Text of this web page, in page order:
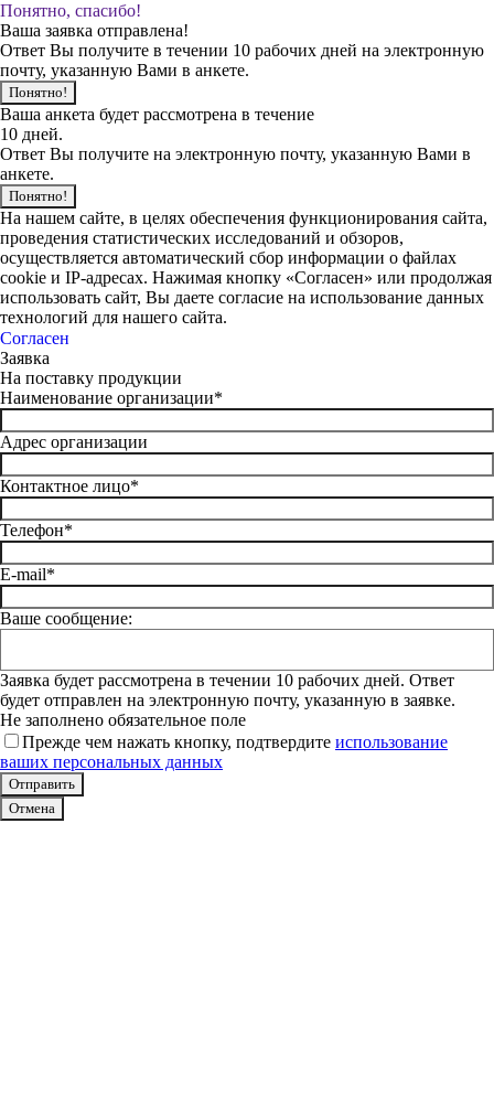
Понятно, спасибо!
Ваша заявка отправлена!
Ответ Вы получите в течении 10 рабочих дней на электронную
почту, указанную Вами в анкете.
Понятно!
Ваша анкета будет рассмотрена в течение
10 дней.
Ответ Вы получите на электронную почту, указанную Вами в
анкете.
Понятно!
На нашем сайте, в целях обеспечения функционирования сайта,
проведения статистических исследований и обзоров,
осуществляется автоматический сбор информации о файлах
cookie и IP-адресах. Нажимая кнопку «Согласен» или продолжая
использовать сайт, Вы даете согласие на использование данных
технологий для нашего сайта.
Согласен
Заявка
На поставку продукции
Наименование организации*
Адрес организации
Контактное лицо*
Телефон*
E-mail*
Ваше сообщение:
Заявка будет рассмотрена в течении 10 рабочих дней. Ответ
будет отправлен на электронную почту, указанную в заявке.
Не заполнено обязательное поле
Прежде чем нажать кнопку, подтвердите использование
ваших персональных данных
Отмена